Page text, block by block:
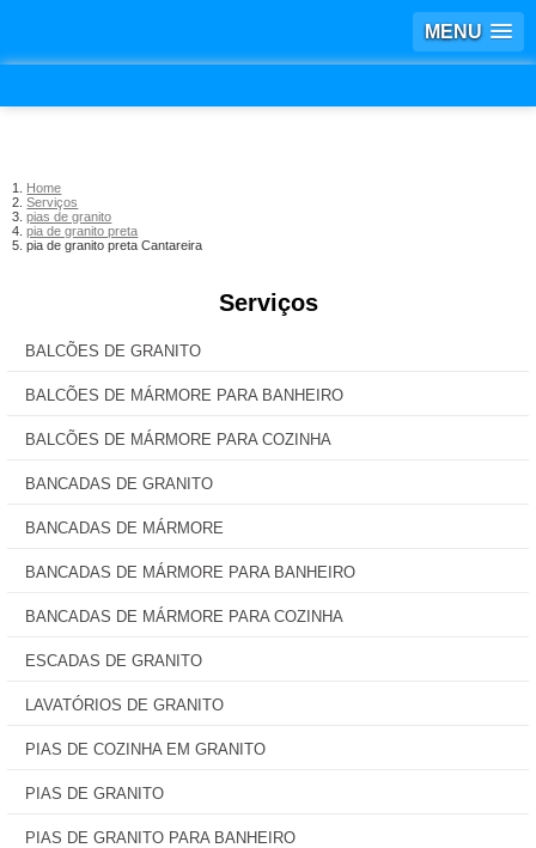
MENU
Home
Serviços
pias de granito
pia de granito preta
pia de granito preta Cantareira
Serviços
BALCÕES DE GRANITO
BALCÕES DE MÁRMORE PARA BANHEIRO
BALCÕES DE MÁRMORE PARA COZINHA
BANCADAS DE GRANITO
BANCADAS DE MÁRMORE
BANCADAS DE MÁRMORE PARA BANHEIRO
BANCADAS DE MÁRMORE PARA COZINHA
ESCADAS DE GRANITO
LAVATÓRIOS DE GRANITO
PIAS DE COZINHA EM GRANITO
PIAS DE GRANITO
PIAS DE GRANITO PARA BANHEIRO